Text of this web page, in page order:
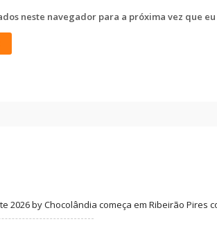
neste navegador para a próxima vez que
2026 by Chocolândia começa em Ribeirão Pires